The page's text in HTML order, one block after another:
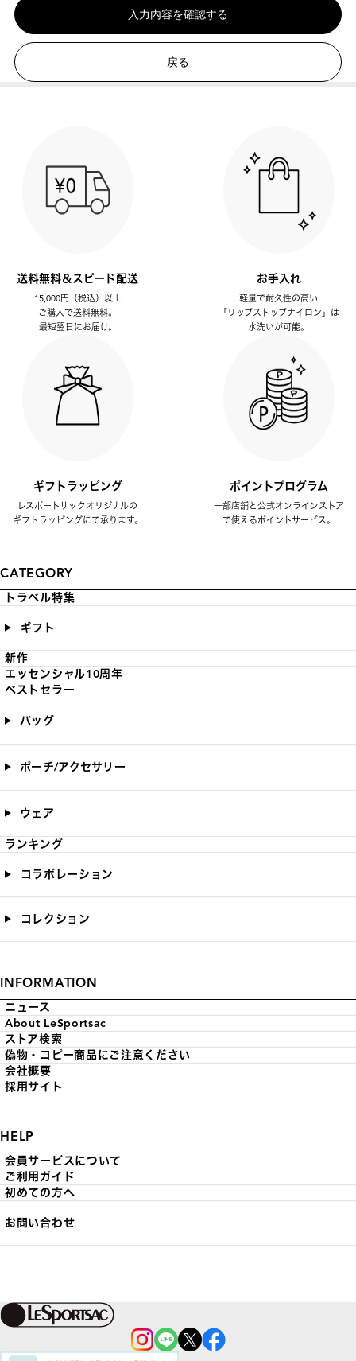
入力内容を確認する
戻る
送料無料＆スピード配送
15,000円（税込）以上
ご購入で送料無料。
最短翌日にお届け。
お手入れ
軽量で耐久性の高い
「リップストップナイロン」は
水洗いが可能。
ギフトラッピング
レスポートサックオリジナルの
ギフトラッピングにて承ります。
ポイントプログラム
一部店舗と公式オンラインストア
で使えるポイントサービス。
CATEGORY
トラベル特集
ギフト
新作
エッセンシャル10周年
ベストセラー
バッグ
ポーチ/アクセサリー
ウェア
ランキング
コラボレーション
コレクション
INFORMATION
ニュース
About LeSportsac
ストア検索
偽物・コピー商品にご注意ください
会社概要
採用サイト
HELP
会員サービスについて
ご利用ガイド
初めての方へ
お問い合わせ